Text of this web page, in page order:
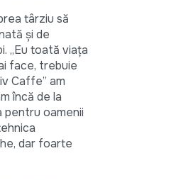
târziu să
și de
„Eu toată viața
face, trebuie
Caffe” am
încă de la
pentru oamenii
dar foarte